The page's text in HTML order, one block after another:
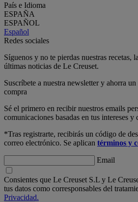
País e Idioma
ESPAÑA
ESPAÑOL
Español
Redes sociales
Síguenos y no te pierdas nuestras recetas,
últimas noticias de Le Creuset.
Suscríbete a nuestra newsletter y ahorra
compra
Sé el primero en recibir nuestros emails
comunicaciones basadas en tus intereses y
*Tras registrarte, recibirás un código de
correo electrónico. Se aplican términos y
Email
Consientes que Le Creuset S.L y Le
tus datos como corresponsables del
Privacidad.